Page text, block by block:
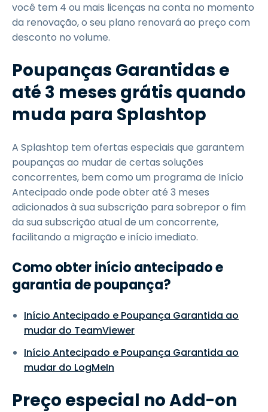
você tem 4 ou mais licenças na conta no momento
da renovação, o seu plano renovará ao preço com
desconto no volume.
Poupanças Garantidas e
até 3 meses grátis quando
muda para Splashtop
A Splashtop tem ofertas especiais que garantem
poupanças ao mudar de certas soluções
concorrentes, bem como um programa de Início
Antecipado onde pode obter até 3 meses
adicionados à sua subscrição para sobrepor o fim
da sua subscrição atual de um concorrente,
facilitando a migração e início imediato.
Como obter início antecipado e
garantia de poupança?
Início Antecipado e Poupança Garantida ao
mudar do TeamViewer
Início Antecipado e Poupança Garantida ao
mudar do LogMeIn
Preço especial no Add-on